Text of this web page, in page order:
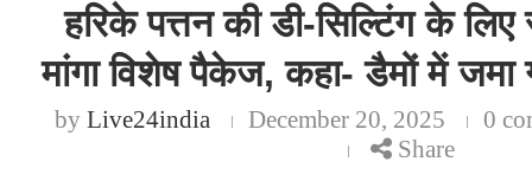
हरिके पत्तन की डी-सिल्टिंग के
मांगा विशेष पैकेज, कहा- डैमों में जमा
by Live24india December 20, 2025
0
Share